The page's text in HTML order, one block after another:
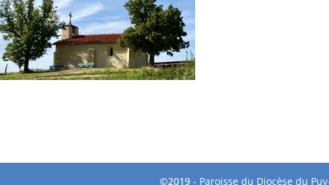
©2019 - Paroisse du Diocèse du